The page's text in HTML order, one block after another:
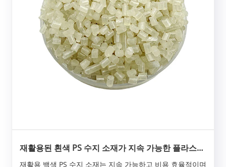
재활용된 흰색 PS 수지 소재가 지속 가능한 플라스틱
재활용 백색 PS 수지 소재는 지속 가능하고 비용 효율적이며